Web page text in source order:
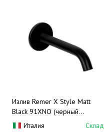
Излив Remer X Style Matt
Black 91XNO (черный
матовый)
Италия Склад